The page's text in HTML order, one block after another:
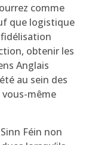
comme
que logistique
fidélisation
obtenir les
Anglais
au sein des
même
Féin non